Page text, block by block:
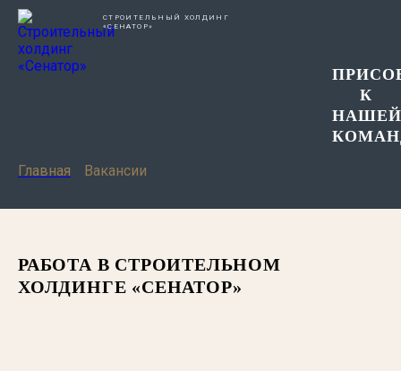
СТРОИТЕЛЬНЫЙ ХОЛДИНГ
«СЕНАТОР»
К
Главная Вакансии
РАБОТА В СТРОИТЕЛЬНОМ
ХОЛДИНГЕ «СЕНАТОР»